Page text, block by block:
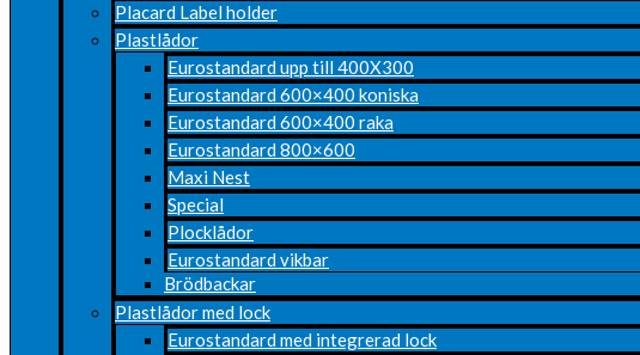
Placard Label holder
Plastlådor
Eurostandard upp till 400X300
Eurostandard 600×400 koniska
Eurostandard 600×400 raka
Eurostandard 800×600
Maxi Nest
Special
Plocklådor
Eurostandard vikbar
Brödbackar
Plastlådor med lock
Eurostandard med integrerad lock